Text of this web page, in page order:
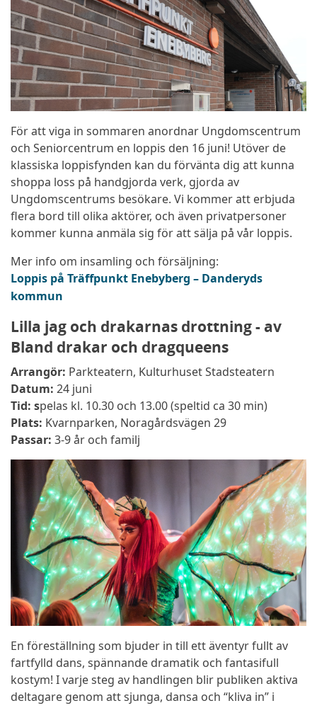
För att viga in sommaren anordnar Ungdomscentrum
och Seniorcentrum en loppis den 16 juni! Utöver de
klassiska loppisfynden kan du förvänta dig att kunna
shoppa loss på handgjorda verk, gjorda av
Ungdomscentrums besökare. Vi kommer att erbjuda
flera bord till olika aktörer, och även privatpersoner
kommer kunna anmäla sig för att sälja på vår loppis.
Mer info om insamling och försäljning:
Loppis på Träffpunkt Enebyberg – Danderyds
kommun
Lilla jag och drakarnas drottning - av
Bland drakar och dragqueens
Arrangör: Parkteatern, Kulturhuset Stadsteatern
Datum: 24 juni
Tid: spelas kl. 10.30 och 13.00 (speltid ca 30 min)
Plats: Kvarnparken, Noragårdsvägen 29
Passar: 3-9 år och familj
En föreställning som bjuder in till ett äventyr fullt av
fartfylld dans, spännande dramatik och fantasifull
kostym! I varje steg av handlingen blir publiken aktiva
deltagare genom att sjunga, dansa och “kliva in” i